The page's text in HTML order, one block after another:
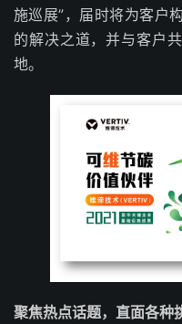
施巡展”，届时将为客户
的解决之道，并与客户
地。
聚焦热点话题，直面各种